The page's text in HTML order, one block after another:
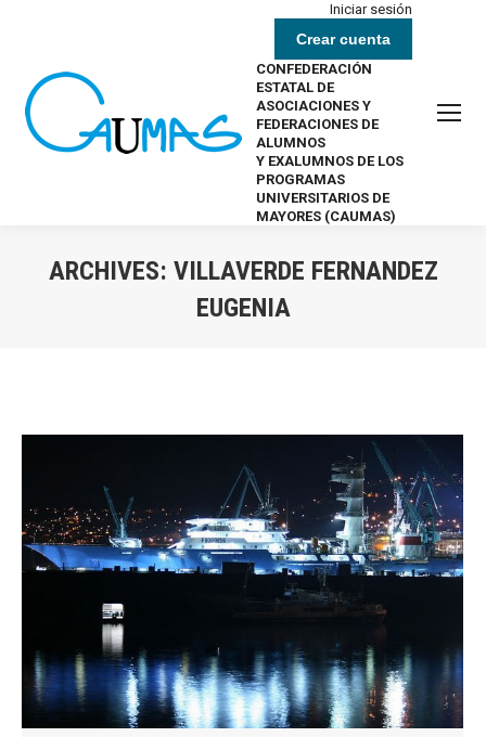
Iniciar sesión
Crear cuenta
CONFEDERACIÓN
ESTATAL DE
ASOCIACIONES Y
FEDERACIONES DE
ALUMNOS
Y EXALUMNOS DE LOS
PROGRAMAS
UNIVERSITARIOS DE
MAYORES (CAUMAS)
ARCHIVES: VILLAVERDE FERNANDEZ
EUGENIA